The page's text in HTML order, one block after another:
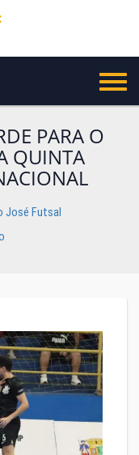
PARA O
QUINTA
José Futsal